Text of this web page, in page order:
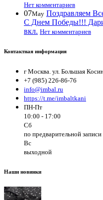
Нет комментариев
07May Поздравляем
С Днем Победы!!!
вкл. Нет комментариев
Контактная информация
г Москва. ул. Большая
+7 (985) 226-86-76
info@imbal.ru
https://t.me/imbaltkani
ПН-Пт
10:00 - 17:00
Сб
по предварительной записи
Вс
выходной
Наши новинки